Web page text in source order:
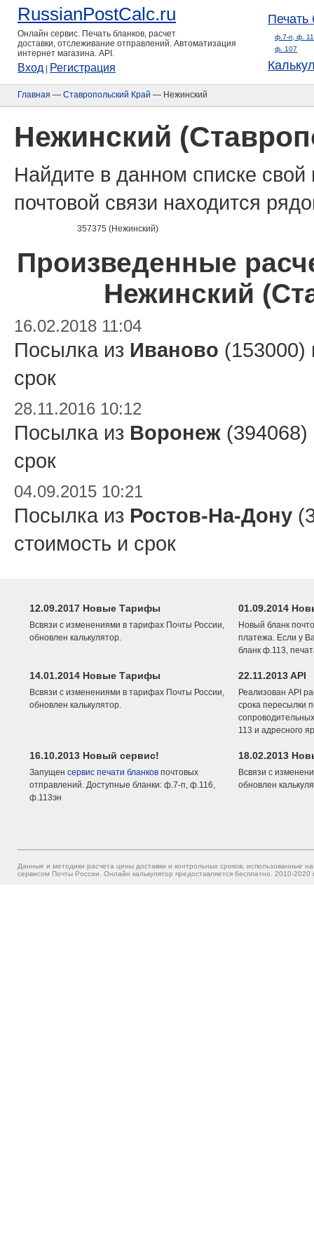
RussianPostCalc.ru
Онлайн сервис. Печать бланков, расчет
доставки, отслеживание отправлений. Автоматизация
интернет магазина. API.
Вход Регистрация
Печать
ф.7-п, ф.
ф. 107
Главная — Ставропольский Край — Нежинский
Нежинский
Найдите в данном списке
почтовой связи находится
357375 (Нежинский)
Произведенные
Нежинский
16.02.2018 11:04
Посылка из Иваново
срок
28.11.2016 10:12
Посылка из Воронеж
срок
04.09.2015 10:21
Посылка из Ростов-На-Дону
стоимость и срок
12.09.2017 Новые Тарифы
Всвязи с изменениями в тарифах Почты России,
обновлен калькулятор.
01.09.2014
Новый бланк
платежа. Если у
бланк ф.113,
14.01.2014 Новые Тарифы
Всвязи с изменениями в тарифах Почты России,
обновлен калькулятор.
22.11.2013 API
Реализован API
срока пересылки
113 и адресного
16.10.2013 Новый сервис!
Запущен сервис печати бланков почтовых
отправлений. Доступные бланки: ф.7-п, ф.116,
ф.113эн
18.02.2013
Всвязи с
обновлен
Данные и методики расчета цены доставки и контрольных сроков, использованные
сервисом Почты России. Онлайн калькулятор предоставляется бесплатно. 2010-2020